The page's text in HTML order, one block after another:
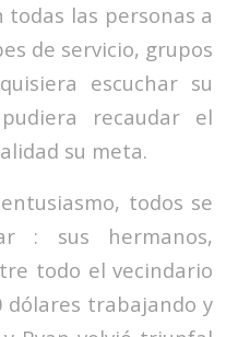
todas las personas a
de servicio, grupos
escuchar su
recaudar el
su meta.
todos se
: sus hermanos,
todo el vecindario
trabajando y